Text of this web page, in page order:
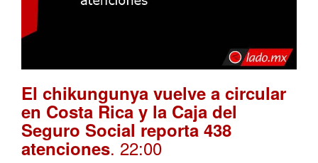
El chikungunya vuelve a circular
en Costa Rica y la Caja del
Seguro Social reporta 438
atenciones. 22:00